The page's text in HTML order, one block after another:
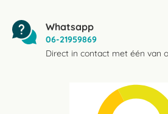
Whatsapp
06-21959869
Direct in contact met één van